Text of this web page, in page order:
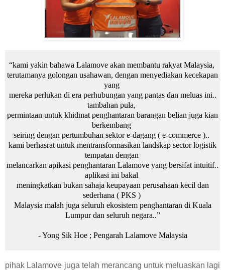
“kami yakin bahawa Lalamove akan membantu rakyat Malaysia,
terutamanya golongan usahawan, dengan menyediakan kecekapan
yang
mereka perlukan di era perhubungan yang pantas dan meluas ini..
tambahan pula,
permintaan untuk khidmat penghantaran barangan belian juga kian
berkembang
seiring dengan pertumbuhan sektor e-dagang (​ e-commerce )..
kami berhasrat untuk mentransformasikan landskap sector logistik
tempatan dengan
melancarkan apikasi penghantaran Lalamove yang bersifat intuitif..
aplikasi ini bakal
meningkatkan bukan sahaja keupayaan perusahaan kecil dan
sederhana ( PKS )
Malaysia malah juga seluruh ekosistem penghantaran di Kuala
Lumpur dan seluruh negara..”
- Yong Sik Hoe ; Pengarah Lalamove Malaysia
pihak Lalamove juga telah merancang untuk meluaskan lagi